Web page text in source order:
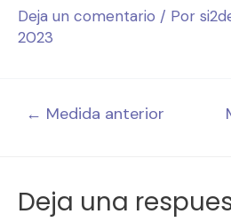
Deja un comentario / Por
2023
← Medida anterior
Deja una